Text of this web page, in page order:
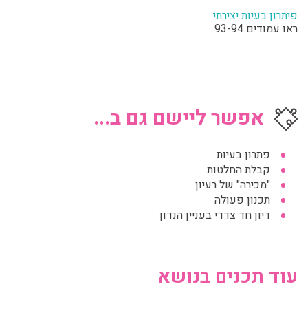
פיתרון בעיות יצירתי
ראו עמודים 93-94
אפשר ליישם גם ב...
פתרון בעיות
קבלת החלטות
"מכירה" של רעיון
תכנון פעולה
דיון חד צדדי בעניין הנדון
עוד תכנים בנושא